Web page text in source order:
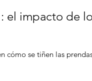
el impacto de
cómo se tiñen las